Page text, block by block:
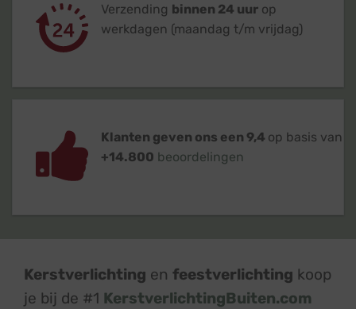
Verzending binnen 24 uur op
werkdagen (maandag t/m vrijdag)
Klanten geven ons een 9,4 op basis van
+14.800 beoordelingen
Kerstverlichting en feestverlichting koop
je bij de #1 KerstverlichtingBuiten.com